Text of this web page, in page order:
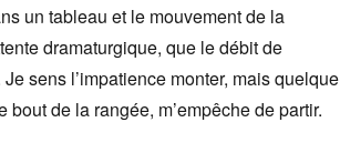
un tableau et le mouvement de la
dramaturgique, que le débit de
sens l’impatience monter, mais quelque
de la rangée, m’empêche de partir.